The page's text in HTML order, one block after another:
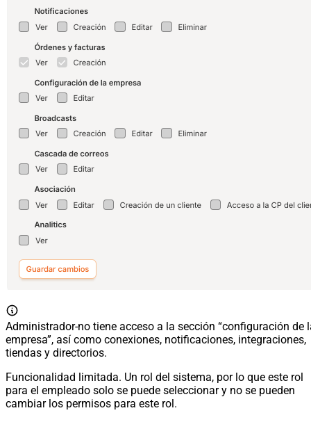
Administrador-no tiene acceso a la sección “configuración de
empresa”, así como conexiones, notificaciones, integraciones,
tiendas y directorios.
Funcionalidad limitada. Un rol del sistema, por lo que este rol
para el empleado solo se puede seleccionar y no se pueden
cambiar los permisos para este rol.